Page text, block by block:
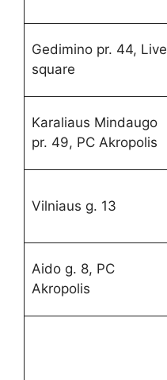
Gedimino pr. 44, Live
square
Karaliaus Mindaugo
pr. 49, PC Akropolis
Vilniaus g. 13
Aido g. 8, PC
Akropolis